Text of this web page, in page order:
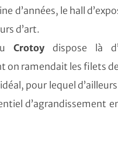
d’années, le hall
d’art.
Crotoy dispose là
on ramendait les filets
pour lequel
d’agrandissement